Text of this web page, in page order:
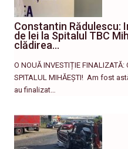
Constantin Rădulescu:
de lei la Spitalul TBC
clădirea…
O NOUĂ INVESTIȚIE
SPITALUL MIHĂEȘTI! ​ Am fost
au finalizat…